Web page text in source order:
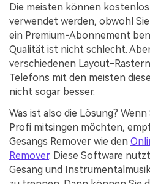
Die meisten können
verwendet werden, obwohl
ein Premium-Abonnement
Qualität ist nicht schlecht.
verschiedenen Layout-
Telefons mit den meisten
nicht sogar besser.
Was ist also die Lösung?
Profi mitsingen möchten,
Gesangs Remover wie den
Remover. Diese Software
Gesang und